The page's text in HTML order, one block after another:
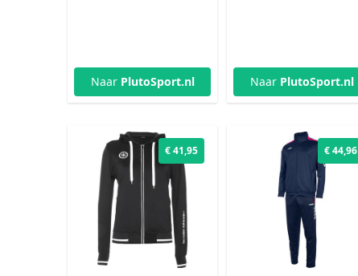
Naar PlutoSport.nl Naar PlutoSport.nl
€ 41,95 € 44,96